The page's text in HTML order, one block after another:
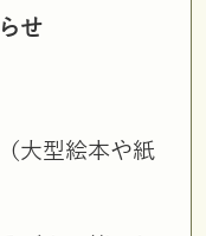
せ
大型絵本や紙